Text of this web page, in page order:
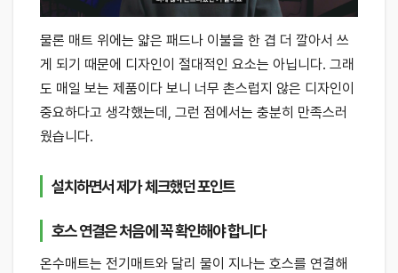
물론 매트 위에는 얇은 패드나 이불을 한 겹 더 깔아서 쓰
게 되기 때문에 디자인이 절대적인 요소는 아닙니다. 그래
도 매일 보는 제품이다 보니 너무 촌스럽지 않은 디자인이
중요하다고 생각했는데, 그런 점에서는 충분히 만족스러
웠습니다.
설치하면서 제가 체크했던 포인트
호스 연결은 처음에 꼭 확인해야 합니다
온수매트는 전기매트와 달리 물이 지나는 호스를 연결해